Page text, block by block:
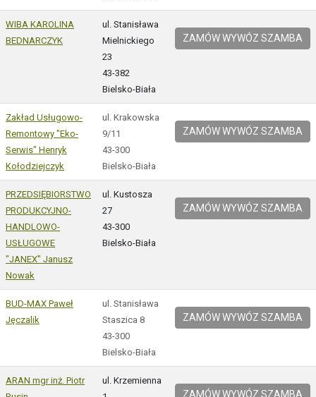
WIBA KAROLINA
BEDNARCZYK
ul. Stanisława
Mielnickiego
23
43-382
Bielsko-Biała
ZAMÓW WYWÓZ SZAMBA
Zakład Usługowo-
Remontowy "Eko-
Serwis" Henryk
Kołodziejczyk
ul. Krakowska
9/11
43-300
Bielsko-Biała
ZAMÓW WYWÓZ SZAMBA
PRZEDSIĘBIORSTWO
PRODUKCYJNO-
HANDLOWO-
USŁUGOWE
"JANEX" Janusz
Nowak
ul. Kustosza
27
43-300
Bielsko-Biała
ZAMÓW WYWÓZ SZAMBA
BUD-MAX Paweł
Jęczalik
ul. Stanisława
Staszica 8
43-300
Bielsko-Biała
ZAMÓW WYWÓZ SZAMBA
ARAN mgr inż. Piotr
ul. Krzemienna
ZAMÓW WYWÓZ SZAMBA